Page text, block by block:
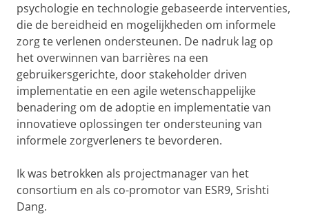
psychologie en technologie gebaseerde interventies,
die de bereidheid en mogelijkheden om informele
zorg te verlenen ondersteunen. De nadruk lag op
het overwinnen van barrières na een
gebruikersgerichte, door stakeholder driven
implementatie en een agile wetenschappelijke
benadering om de adoptie en implementatie van
innovatieve oplossingen ter ondersteuning van
informele zorgverleners te bevorderen.
Ik was betrokken als projectmanager van het
consortium en als co-promotor van ESR9, Srishti
Dang.